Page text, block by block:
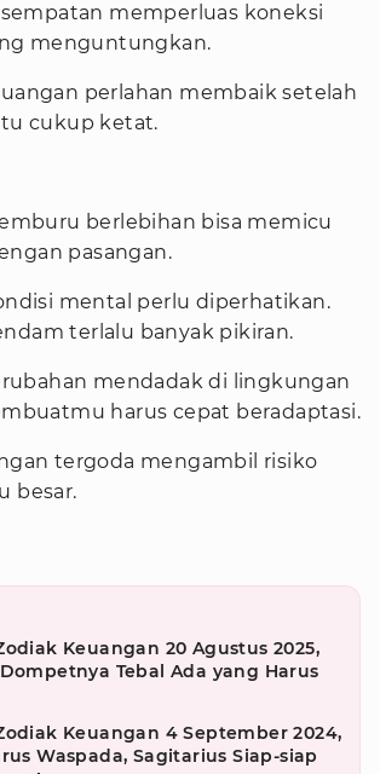
memperluas koneksi
menguntungkan.
perlahan membaik setelah
cukup ketat.
berlebihan bisa memicu
pasangan.
mental perlu diperhatikan.
terlalu banyak pikiran.
mendadak di lingkungan
harus cepat beradaptasi.
tergoda mengambil risiko
besar.
Keuangan 20 Agustus 2025,
Tebal Ada yang Harus
Keuangan 4 September 2024,
Waspada, Sagitarius Siap-siap